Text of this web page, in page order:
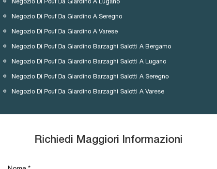
Negozio Di Pouf Da Giardino A Seregno
Negozio Di Pouf Da Giardino A Varese
Negozio Di Pouf Da Giardino Barzaghi Salotti A Bergamo
Negozio Di Pouf Da Giardino Barzaghi Salotti A Lugano
Negozio Di Pouf Da Giardino Barzaghi Salotti A Seregno
Negozio Di Pouf Da Giardino Barzaghi Salotti A Varese
Richiedi Maggiori Informazioni